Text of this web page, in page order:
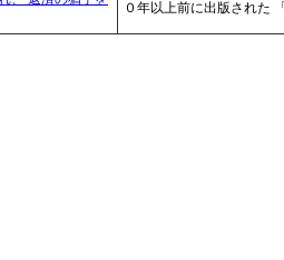
０年以上前に出版された 「